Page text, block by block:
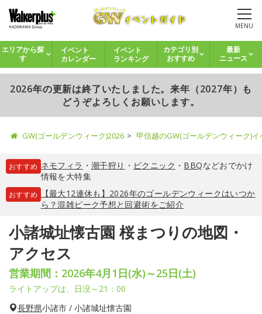
MENU
エリアから探
す
イベント
カレンダー
イベント
ランキング
カテゴリ別
おすすめ
最新
ニュース
2026年の更新は終了いたしました。来年（2027年）も
どうぞよろしくお願いします。
GW(ゴールデンウィーク)2026 甲信越のGW(ゴールデンウィーク)
おすすめ ネモフィラ ・ 潮干狩り ・ ピクニック ・ BBQなどおでかけ
情報を大特集
おすすめ
【最大12連休も】2026年のゴールデンウィークはいつか
ら？混雑ピーク予想と回避術をご紹介
小諸城址懐古園 桜まつりの地図・
アクセス
営業期間：2026年4月1日(水)～25日(土)
ライトアップは、日没～21：00
長野県小諸市 / 小諸城址懐古園